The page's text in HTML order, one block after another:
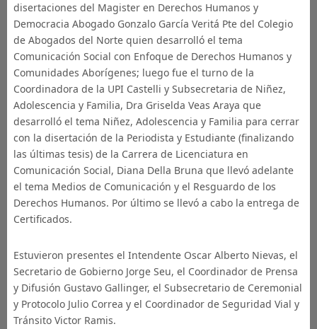
disertaciones del Magister en Derechos Humanos y
Democracia Abogado Gonzalo García Veritá Pte del Colegio
de Abogados del Norte quien desarrolló el tema
Comunicación Social con Enfoque de Derechos Humanos y
Comunidades Aborígenes; luego fue el turno de la
Coordinadora de la UPI Castelli y Subsecretaria de Niñez,
Adolescencia y Familia, Dra Griselda Veas Araya que
desarrolló el tema Niñez, Adolescencia y Familia para cerrar
con la disertación de la Periodista y Estudiante (finalizando
las últimas tesis) de la Carrera de Licenciatura en
Comunicación Social, Diana Della Bruna que llevó adelante
el tema Medios de Comunicación y el Resguardo de los
Derechos Humanos. Por último se llevó a cabo la entrega de
Certificados.
Estuvieron presentes el Intendente Oscar Alberto Nievas, el
Secretario de Gobierno Jorge Seu, el Coordinador de Prensa
y Difusión Gustavo Gallinger, el Subsecretario de Ceremonial
y Protocolo Julio Correa y el Coordinador de Seguridad Vial y
Tránsito Victor Ramis.